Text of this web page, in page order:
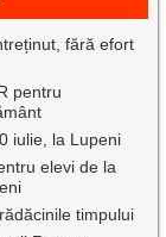
fără efort
pentru
iulie, la Lupeni
elevi de la
timpului